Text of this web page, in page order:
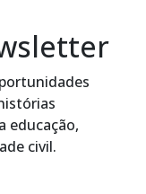
educação,
civil.